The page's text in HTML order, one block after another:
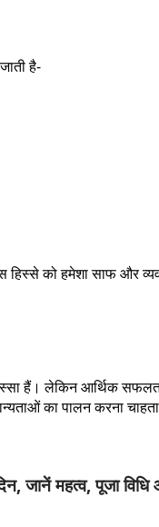
है-
हिस्से को हमेशा साफ और
हैं। लेकिन आर्थिक
का पालन करना
जानें महत्व, पूजा